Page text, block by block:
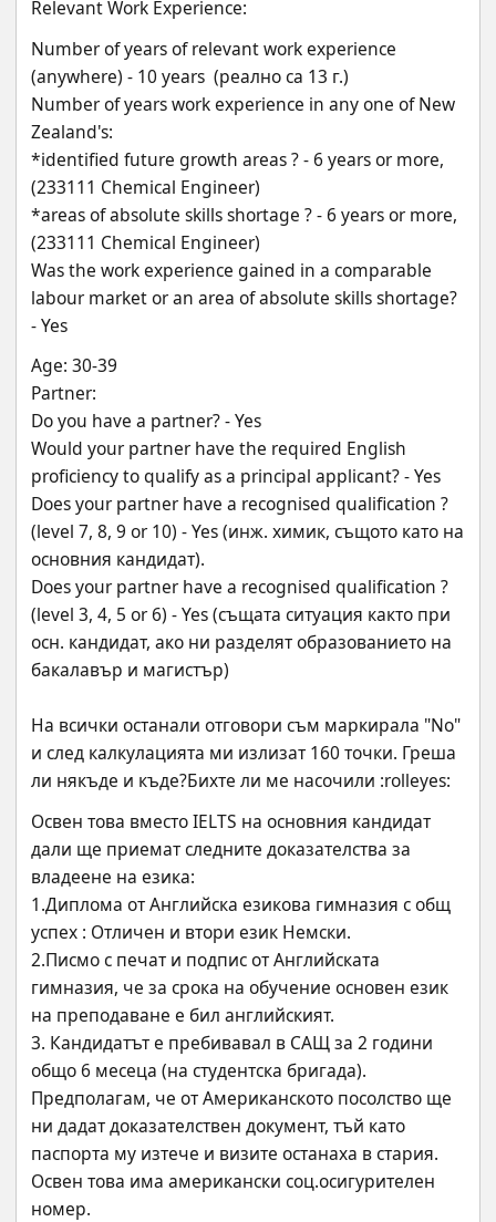
Relevant Work Experience:
Number of years of relevant work experience
(anywhere) - 10 years  (реално са 13 г.)
Number of years work experience in any one of New
Zealand's:
*identified future growth areas ? - 6 years or more,
(233111 Chemical Engineer)
*areas of absolute skills shortage ? - 6 years or more,
(233111 Chemical Engineer)
Was the work experience gained in a comparable
labour market or an area of absolute skills shortage?
- Yes
Age: 30-39
Partner:
Do you have a partner? - Yes
Would your partner have the required English
proficiency to qualify as a principal applicant? - Yes
Does your partner have a recognised qualification ?
(level 7, 8, 9 or 10) - Yes (инж. химик, същото като на
основния кандидат).
Does your partner have a recognised qualification ?
(level 3, 4, 5 or 6) - Yes (същата ситуация както при
осн. кандидат, ако ни разделят образованието на
бакалавър и магистър)
На всички останали отговори съм маркирала "No"
и след калкулацията ми излизат 160 точки. Греша
ли някъде и къде?Бихте ли ме насочили :rolleyes:
Освен това вместо IELTS на основния кандидат
дали ще приемат следните доказателства за
владеене на езика:
1.Диплома от Английска езикова гимназия с общ
успех : Отличен и втори език Немски.
2.Писмо с печат и подпис от Английската
гимназия, че за срока на обучение основен език
на преподаване е бил английският.
3. Кандидатът е пребивавал в САЩ за 2 години
общо 6 месеца (на студентска бригада).
Предполагам, че от Американското посолство ще
ни дадат доказателствен документ, тъй като
паспорта му изтече и визите останаха в стария.
Освен това има американски соц.осигурителен
номер.